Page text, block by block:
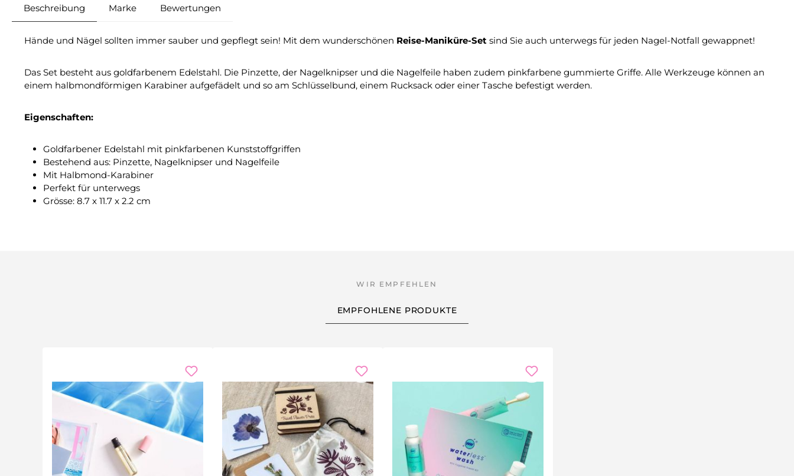
Beschreibung Marke Bewertungen
Hände und Nägel sollten immer sauber und gepflegt sein! Mit dem wunderschönen Reise-Maniküre-Set sind Sie auch unterwegs für jeden Nagel-Notfall gewappnet!
Das Set besteht aus goldfarbenem Edelstahl. Die Pinzette, der Nagelknipser und die Nagelfeile haben zudem pinkfarbene gummierte Griffe. Alle Werkzeuge können an
einem halbmondförmigen Karabiner aufgefädelt und so am Schlüsselbund, einem Rucksack oder einer Tasche befestigt werden.
Eigenschaften:
Goldfarbener Edelstahl mit pinkfarbenen Kunststoffgriffen
Bestehend aus: Pinzette, Nagelknipser und Nagelfeile
Mit Halbmond-Karabiner
Perfekt für unterwegs
Grösse: 8.7 x 11.7 x 2.2 cm
EMPFOHLENE PRODUKTE